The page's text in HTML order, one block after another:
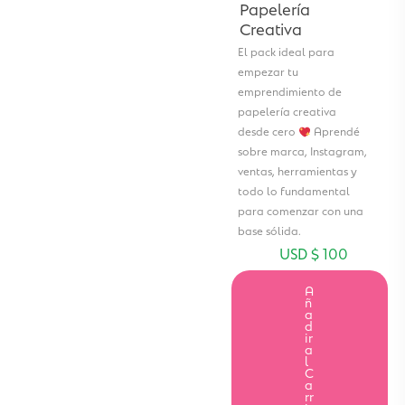
Papelería
Creativa
El pack ideal para
empezar tu
emprendimiento de
papelería creativa
desde cero
Aprendé
sobre marca, Instagram,
ventas, herramientas y
todo lo fundamental
para comenzar con una
base sólida.
USD $ 100
A
ñ
a
d
ir
a
l
C
a
rr